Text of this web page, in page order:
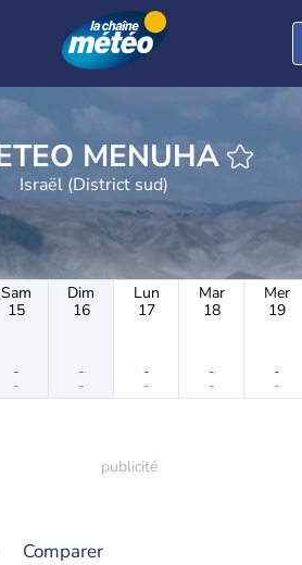
METEO MENUHA
Israël (District sud)
Sam
15
-
-
Dim
16
-
-
Lun
17
-
-
Mar
18
-
-
Mer
19
-
-
Comparer